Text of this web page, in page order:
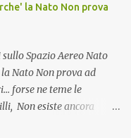
la Nato Non prova
Spazio Aereo Nato
Nato Non prova ad
forse ne teme le
Non esiste ancora